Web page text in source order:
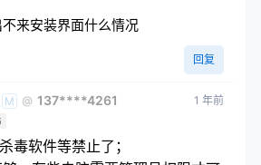
来安装界面什么情况
回复
M @ 137****4261 1 年前
毒软件等禁止了；